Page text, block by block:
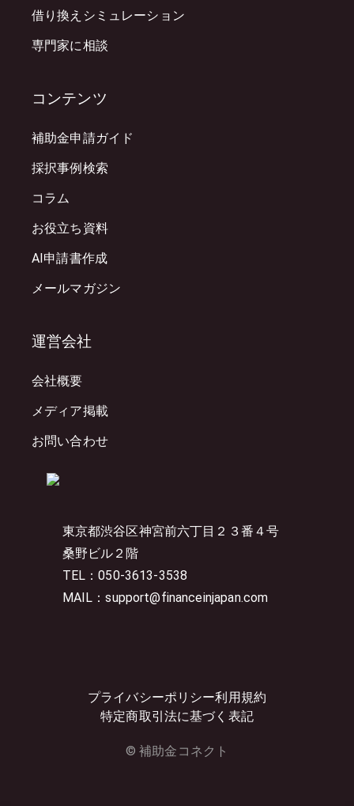
東京都渋谷区神宮前六丁目２３番４号
桑野ビル２階
TEL：050-3613-3538
MAIL：support@financeinjapan.com
プライバシーポリシー利用規約
特定商取引法に基づく表記
© 補助金コネクト
借り換えシミュレーション
専門家に相談
コンテンツ
補助金申請ガイド
採択事例検索
コラム
お役立ち資料
AI申請書作成
メールマガジン
運営会社
会社概要
メディア掲載
お問い合わせ